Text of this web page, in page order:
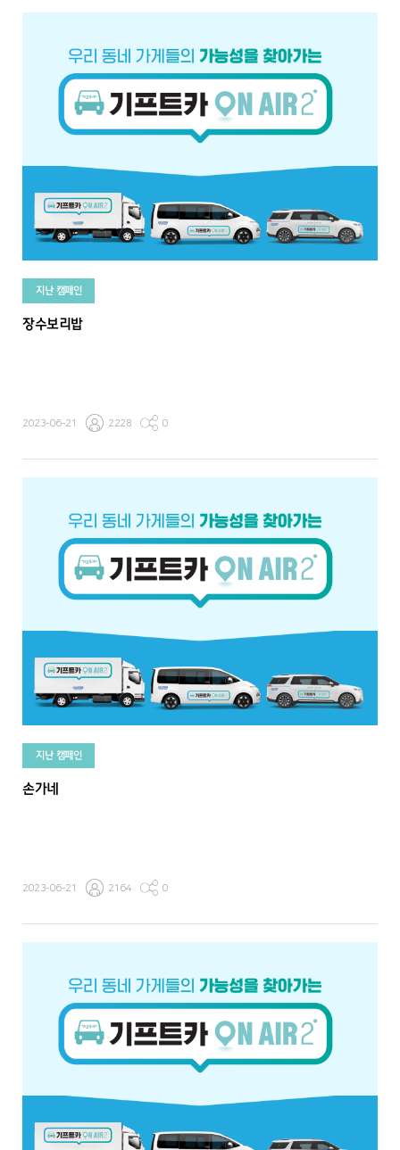
지난 캠페인
장수보리밥
2023-06-21 2228 0
지난 캠페인
손가네
2023-06-21 2164 0